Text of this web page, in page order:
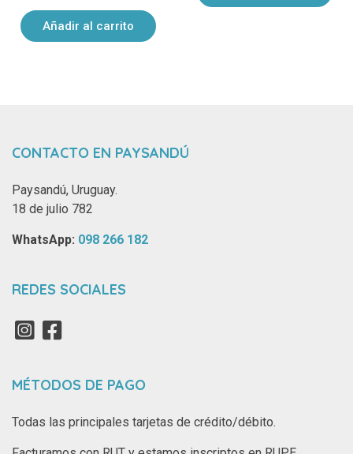
Añadir al carrito
CONTACTO EN PAYSANDÚ
Paysandú, Uruguay.
18 de julio 782
WhatsApp: ‪ 098 266 182‬
REDES SOCIALES
MÉTODOS DE PAGO
Todas las principales tarjetas de crédito/débito.